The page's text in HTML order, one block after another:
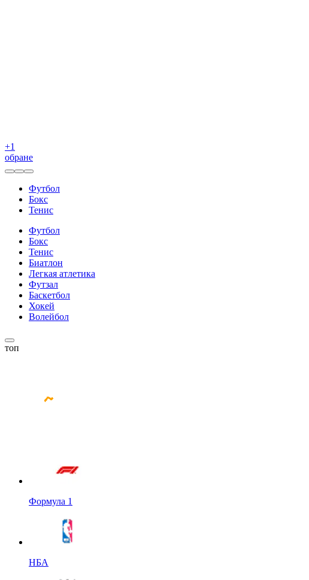
+1
обране
Футбол
Бокс
Тенис
Футбол
Бокс
Тенис
Биатлон
Легкая атлетика
Футзал
Баскетбол
Хокей
Волейбол
топ
Формула 1
НБА